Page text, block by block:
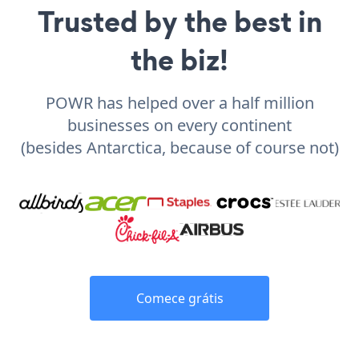
Trusted by the best in
the biz!
POWR has helped over a half million
businesses on every continent
(besides Antarctica, because of course not)
Comece grátis